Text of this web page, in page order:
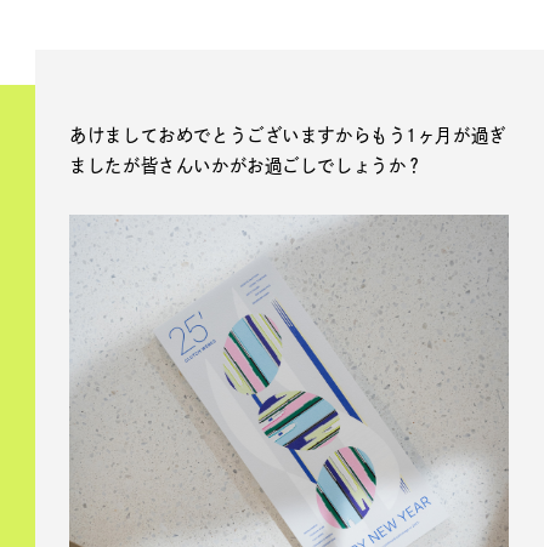
あけましておめでとうございますからもう1ヶ月が過ぎ
ましたが皆さんいかがお過ごしでしょうか？